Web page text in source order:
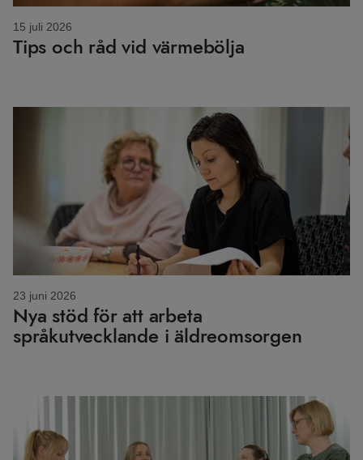
15 juli 2026
Tips och råd vid värmebölja
23 juni 2026
Nya stöd för att arbeta
språkutvecklande i äldreomsorgen